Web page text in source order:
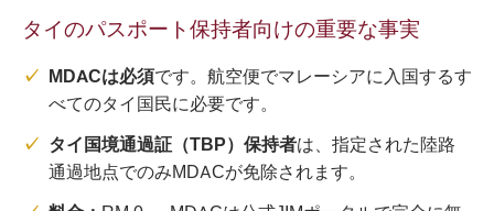
タイのパスポート保持者向けの重要な事実
MDACは必須です。航空便でマレーシアに入国するす
べてのタイ国民に必要です。
タイ国境通過証（TBP）保持者は、指定された陸路
通過地点でのみMDACが免除されます。